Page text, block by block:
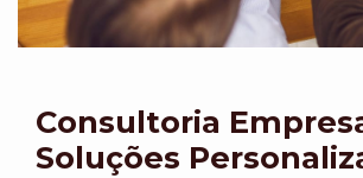
Consultoria
Soluções